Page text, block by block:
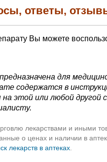
ответы,
Вы можете
для
содержатся в
этой или любой
лекарствами и иными
о ценах и наличии в
лекарств в аптеках.